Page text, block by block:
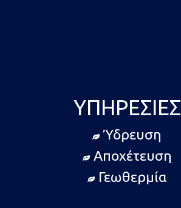
ΥΠΗΡΕΣΊΕΣ
Ύδρευση
Αποχέτευση
Γεωθερμία